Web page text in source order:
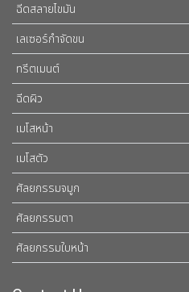
ฉีดสลายไขมัน
เลเซอร์กำจัดขน
ทรีตเมนต์
ฉีดผิว
เมโสหน้า
เมโสตัว
ศัลยกรรมจมูก
ศัลยกรรมตา
ศัลยกรรมใบหน้า